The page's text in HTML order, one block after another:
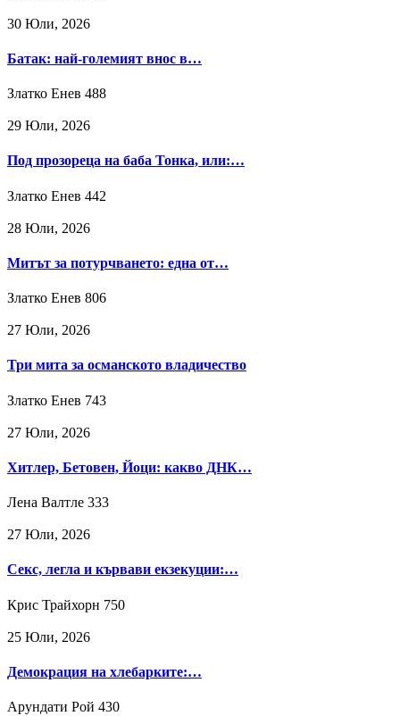
30 Юли, 2026
Батак: най-големият внос в…
Златко Енев 488
29 Юли, 2026
Под прозореца на баба Тонка, или:…
Златко Енев 442
28 Юли, 2026
Митът за потурчването: една от…
Златко Енев 806
27 Юли, 2026
Три мита за османското владичество
Златко Енев 743
27 Юли, 2026
Хитлер, Бетовен, Йоци: какво ДНК…
Лена Валтле 333
27 Юли, 2026
Секс, легла и кървави екзекуции:…
Крис Трайхорн 750
25 Юли, 2026
Демокрация на хлебарките:…
Арундати Рой 430